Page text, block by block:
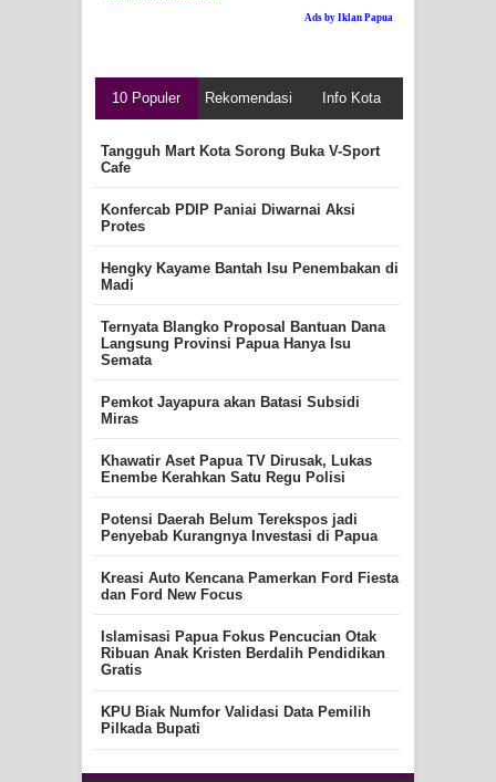
Ads by Iklan Papua
10 Populer Rekomendasi Info Kota
Tangguh Mart Kota Sorong Buka V-Sport
Cafe
Konfercab PDIP Paniai Diwarnai Aksi
Protes
Hengky Kayame Bantah Isu Penembakan di
Madi
Ternyata Blangko Proposal Bantuan Dana
Langsung Provinsi Papua Hanya Isu
Semata
Pemkot Jayapura akan Batasi Subsidi
Miras
Khawatir Aset Papua TV Dirusak, Lukas
Enembe Kerahkan Satu Regu Polisi
Potensi Daerah Belum Terekspos jadi
Penyebab Kurangnya Investasi di Papua
Kreasi Auto Kencana Pamerkan Ford Fiesta
dan Ford New Focus
Islamisasi Papua Fokus Pencucian Otak
Ribuan Anak Kristen Berdalih Pendidikan
Gratis
KPU Biak Numfor Validasi Data Pemilih
Pilkada Bupati